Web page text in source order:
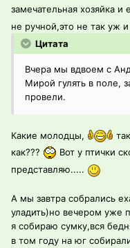
замечательная хозяйка
не ручной,это не так уж
Цитата
Вчера мы вдвоем с
Мирой гулять в поле,
провели.
Какие молодцы,
как???
Вот у птички
представляю.....
А мы завтра собрались
уладить)но вечером уже
я собираю сумку,вся
в том году на юг